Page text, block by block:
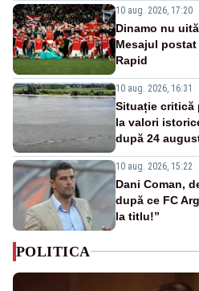
10 aug. 2026, 17:20
Dinamo nu
Mesajul
Rapid
10 aug. 2026, 16:31
Situație critică
la valori
după 24
10 aug. 2026, 15:22
Dani Coman,
după ce FC
la titlu!”
POLITICA